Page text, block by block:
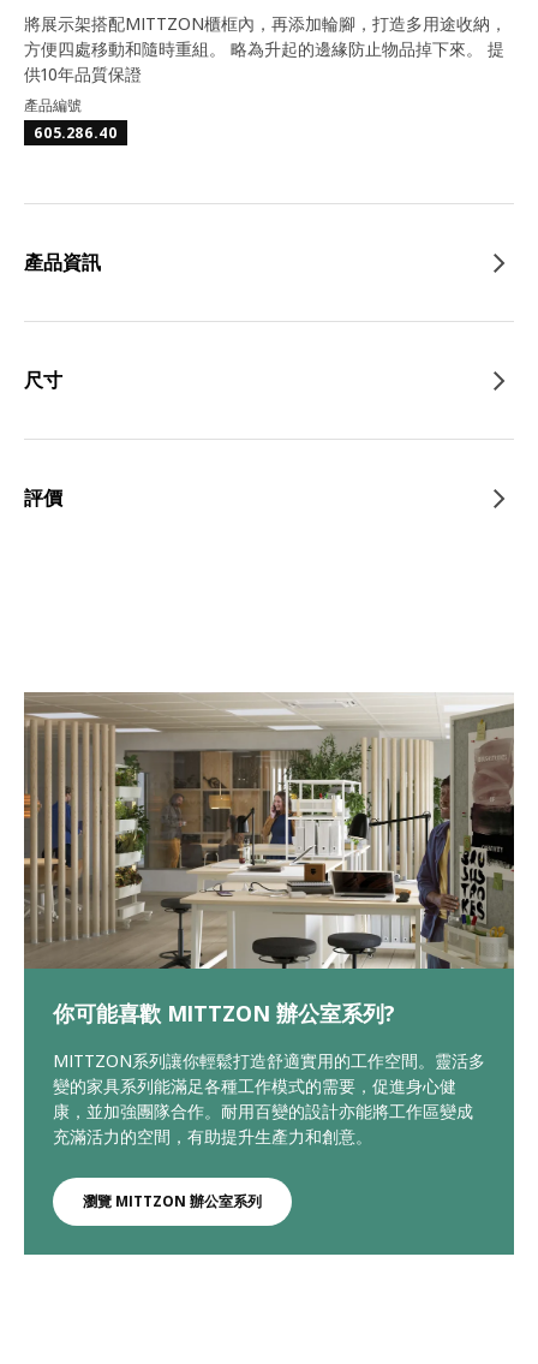
將展示架搭配MITTZON櫃框內，再添加輪腳，打造多用途收納，
方便四處移動和隨時重組。 略為升起的邊緣防止物品掉下來。 提
供10年品質保證
產品編號
605.286.40
產品資訊
尺寸
評價
你可能喜歡 MITTZON 辦公室系列?
MITTZON系列讓你輕鬆打造舒適實用的工作空間。靈活多
變的家具系列能滿足各種工作模式的需要，促進身心健
康，並加強團隊合作。耐用百變的設計亦能將工作區變成
充滿活力的空間，有助提升生產力和創意。
瀏覽 MITTZON 辦公室系列